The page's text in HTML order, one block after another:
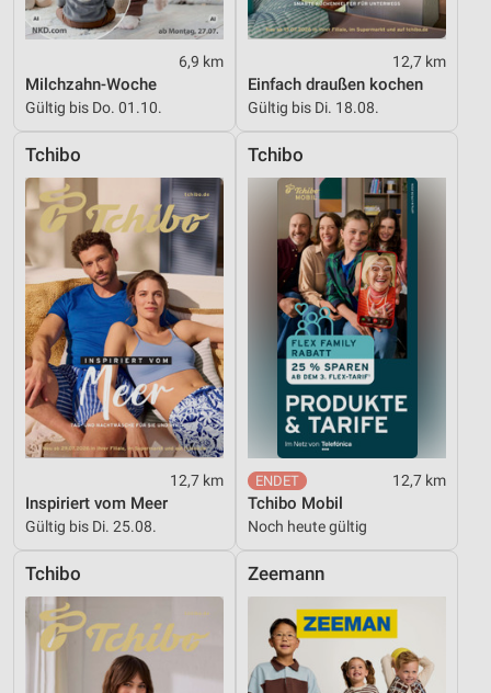
6,9 km
Milchzahn-Woche
Gültig bis Do. 01.10.
12,7 km
Einfach draußen kochen
Gültig bis Di. 18.08.
Tchibo
12,7 km
Inspiriert vom Meer
Gültig bis Di. 25.08.
Tchibo
12,7 km
Tchibo Mobil
Noch heute gültig
Tchibo Zeemann
personalisierter Werbung
Erstellung von Profilen zur Personalisierung
Verwendung von Profilen zur Auswahl
personalisierter Inhalte
Messung der Werbeleistung
Messung der Performance von Inhalten
Analyse von Zielgruppen durch Statistiken oder
Kombinationen von Daten aus verschiedenen
Quellen
Entwicklung und Verbesserung der Angebote
Verwendung reduzierter Daten zur Auswahl von
IAB-Besonderheiten:
Informationen identifizieren
Nicht-IAB-Verarbeitungszwecke:
Notwendig